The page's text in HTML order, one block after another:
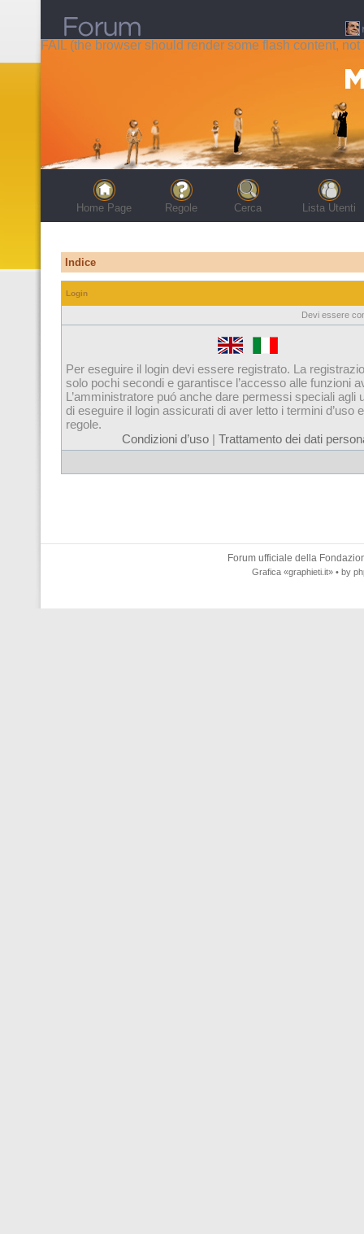
FAIL (the browser should render some flash content, not
Home Page Regole Cerca Lista Utenti
Indice
Login
Devi essere
Per eseguire il login devi essere registrato. La
solo pochi secondi e garantisce l’accesso alle funzioni
L’amministratore puó anche dare permessi speciali agli
di eseguire il login assicurati di aver letto i termini d’uso
regole.
Condizioni d’uso | Trattamento dei dati
Forum ufficiale della
Grafica «graphieti.it» • by